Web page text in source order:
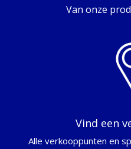
Van onze
Vind een
Alle verkooppunten en